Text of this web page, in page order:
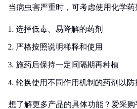
当病虫害严重时，可考虑使用化学药
选择低毒、易降解的药剂
严格按照说明稀释和使用
施药后保持一定间隔期再种植
轮换使用不同作用机制的药剂以防
想了解更多产品的具体功能？爱采